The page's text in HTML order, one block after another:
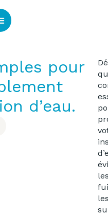
pour
d’eau.